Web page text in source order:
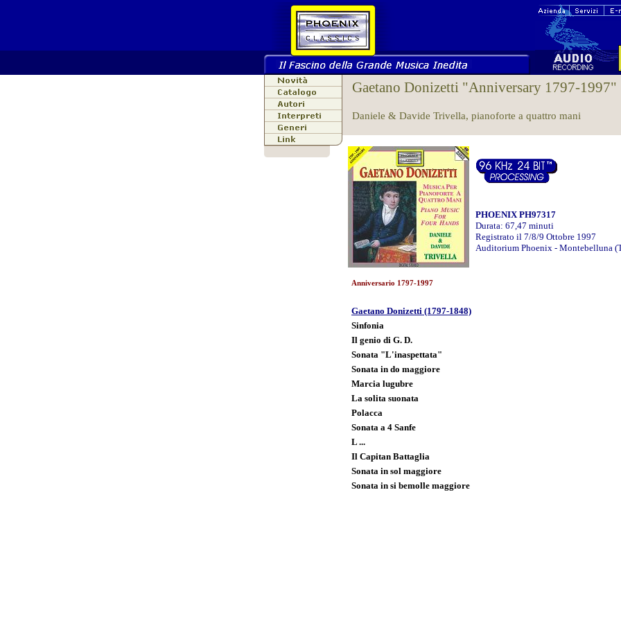
Gaetano Donizetti "Anniversary 1797-1997"
Daniele & Davide Trivella, pianoforte a quattro mani
PHOENIX PH97317
Durata: 67,47 minuti
Registrato il 7/8/9 Ottobre 1997
Auditorium Phoenix - Montebelluna
Anniversario 1797-1997
Gaetano Donizetti (1797-1848)
Sinfonia
Il genio di G. D.
Sonata "L'inaspettata"
Sonata in do maggiore
Marcia lugubre
La solita suonata
Polacca
Sonata a 4 Sanfe
L ...
Il Capitan Battaglia
Sonata in sol maggiore
Sonata in si bemolle maggiore